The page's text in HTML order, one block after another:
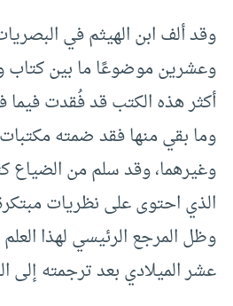
وقد ألف ابن الهيثم في
وعشرين موضوعًا ما بين كتاب
أكثر هذه الكتب قد فُقدت فيما
وما بقي منها فقد ضمته
وغيرهما، وقد سلم من الضياع
الذي احتوى على نظريات
وظل المرجع الرئيسي لهذا
عشر الميلادي بعد ترجمته إلى